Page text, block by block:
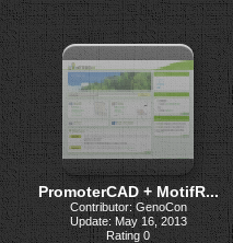
PromoterCAD + MotifR...
Contributor: GenoCon
Update: May 16, 2013
Rating 0